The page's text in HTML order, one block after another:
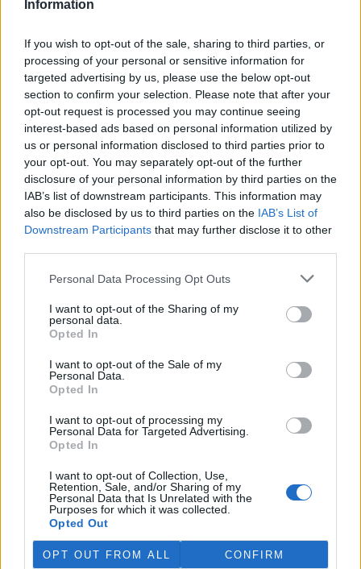
Information
If you wish to opt-out of the sale, sharing to third parties, or
processing of your personal or sensitive information for
targeted advertising by us, please use the below opt-out
section to confirm your selection. Please note that after your
opt-out request is processed you may continue seeing
interest-based ads based on personal information utilized by
us or personal information disclosed to third parties prior to
your opt-out. You may separately opt-out of the further
disclosure of your personal information by third parties on the
IAB’s list of downstream participants. This information may
also be disclosed by us to third parties on the IAB’s List of
Downstream Participants that may further disclose it to other
Personal Data Processing Opt Outs
I want to opt-out of the Sharing of my
personal data.
Opted In
I want to opt-out of the Sale of my
Personal Data.
Opted In
I want to opt-out of processing my
Personal Data for Targeted Advertising.
Opted In
I want to opt-out of Collection, Use,
Retention, Sale, and/or Sharing of my
Personal Data that Is Unrelated with the
Purposes for which it was collected.
Opted Out
OPT OUT FROM ALL CONFIRM
tisknout poslat
Dále čtěte |
Na šesti městských budovách
akcelerační zónou pro solární
elektrárny Milovice
až o polovinu, zlevňování už
firmy nečekají